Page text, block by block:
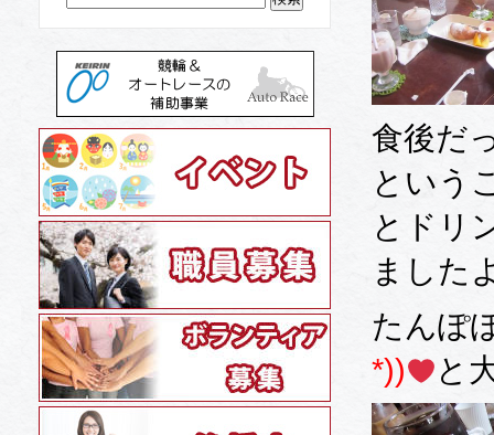
食後だ
という
とドリ
ました
たんぽ
*))
と